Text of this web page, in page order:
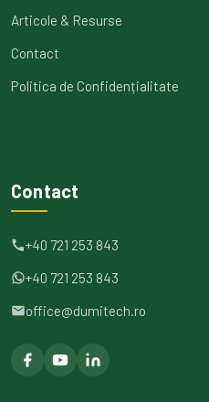
Articole & Resurse
Contact
Politica de Confidențialitate
Contact
+40 721 253 843
+40 721 253 843
office@dumitech.ro